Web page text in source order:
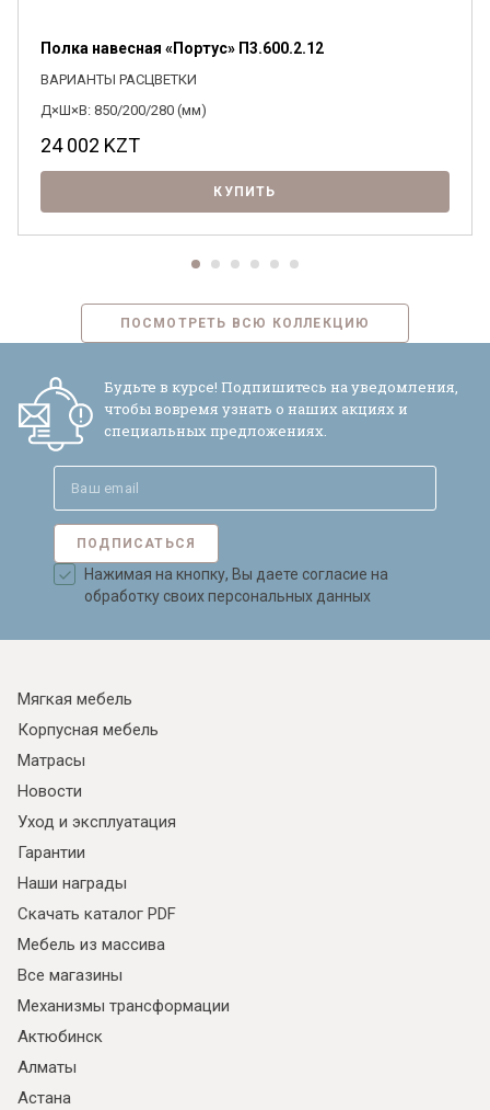
Полка навесная «Портус» П3.600.2.12
ВАРИАНТЫ РАСЦВЕТКИ
Д×Ш×В: 850/200/280 (мм)
24 002 KZT
КУПИТЬ
ПОСМОТРЕТЬ ВСЮ КОЛЛЕКЦИЮ
Будьте в курсе! Подпишитесь на уведомления,
чтобы вовремя узнать о наших акциях и
специальных предложениях.
ПОДПИСАТЬСЯ
Нажимая на кнопку, Вы даете согласие на
обработку своих персональных данных
Мягкая мебель
Корпусная мебель
Матрасы
Новости
Уход и эксплуатация
Гарантии
Наши награды
Скачать каталог PDF
Мебель из массива
Все магазины
Механизмы трансформации
Актюбинск
Алматы
Астана